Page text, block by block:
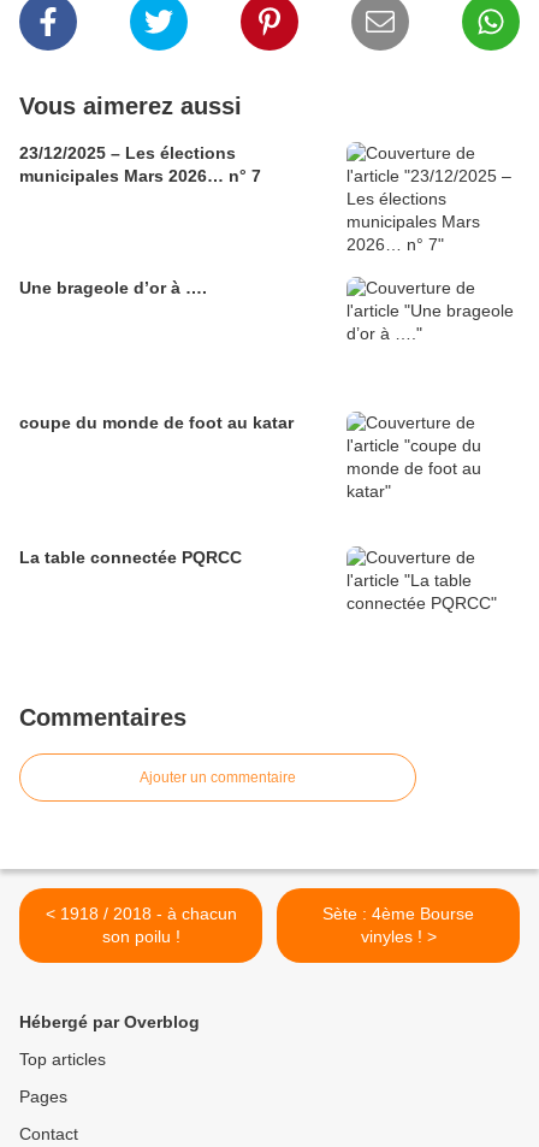
Vous aimerez aussi
23/12/2025 – Les élections
municipales Mars 2026… n° 7
Une brageole d’or à ….
coupe du monde de foot au katar
La table connectée PQRCC
Commentaires
Ajouter un commentaire
< 1918 / 2018 - à chacun
son poilu !
Sète : 4ème Bourse
vinyles ! >
Hébergé par Overblog
Top articles
Pages
Contact